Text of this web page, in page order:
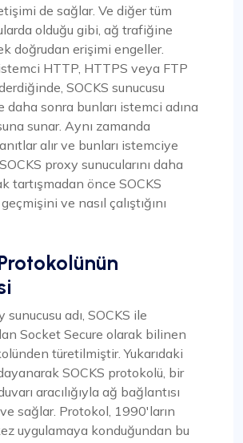
de sağlar. Ve diğer tüm
olduğu gibi, ağ trafiğine
doğrudan erişimi engeller.
HTTP, HTTPS veya FTP
SOCKS sunucusu
daha sonra bunları istemci adına
sunar. Aynı zamanda
alır ve bunları istemciye
proxy sunucularını daha
tartışmadan önce SOCKS
ve nasıl çalıştığını
sunucusu adı, SOCKS ile
Socket Secure olarak bilinen
türetilmiştir. Yukarıdaki
SOCKS protokolü, bir
aracılığıyla ağ bağlantısı
sağlar. Protokol, 1990'ların
uygulamaya konduğundan bu